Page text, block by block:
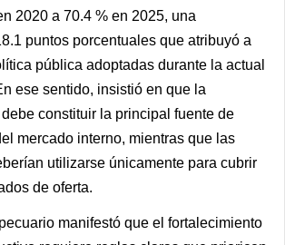
2020 a 70.4 % en 2025, una
puntos porcentuales que atribuyó a
pública adoptadas durante la actual
ese sentido, insistió en que la
constituir la principal fuente de
mercado interno, mientras que las
utilizarse únicamente para cubrir
de oferta.
manifestó que el fortalecimiento